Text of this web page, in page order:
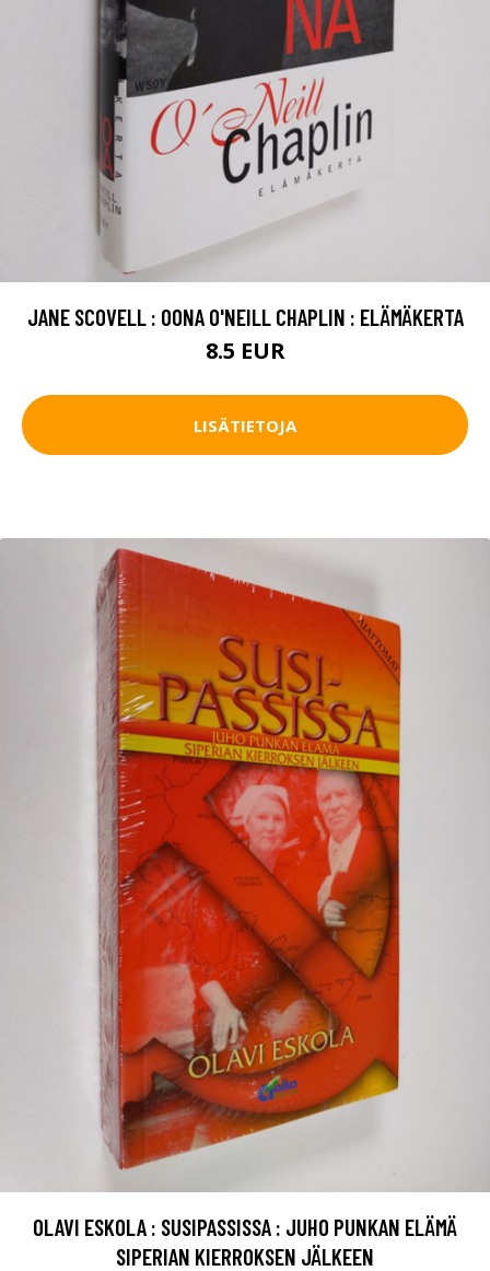
JANE SCOVELL : OONA O'NEILL CHAPLIN : ELÄMÄKERTA
8.5 EUR
LISÄTIETOJA
OLAVI ESKOLA : SUSIPASSISSA : JUHO PUNKAN ELÄMÄ
SIPERIAN KIERROKSEN JÄLKEEN